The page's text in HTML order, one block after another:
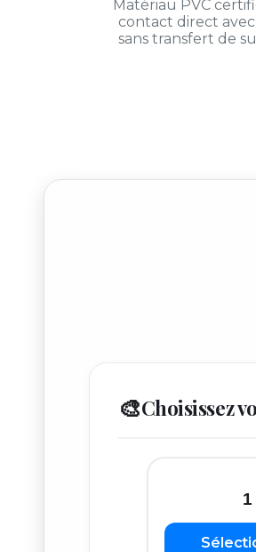
Matériau PVC
contact direct
sans transfert de
🎨Choisissez
1